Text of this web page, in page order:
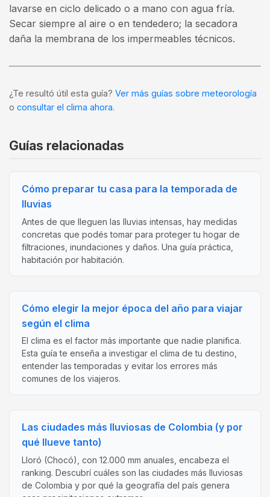
lavarse en ciclo delicado o a mano con agua fría.
Secar siempre al aire o en tendedero; la secadora
daña la membrana de los impermeables técnicos.
¿Te resultó útil esta guía? Ver más guías sobre meteorología
o consultar el clima ahora.
Guías relacionadas
Cómo preparar tu casa para la temporada de
lluvias
Antes de que lleguen las lluvias intensas, hay medidas
concretas que podés tomar para proteger tu hogar de
filtraciones, inundaciones y daños. Una guía práctica,
habitación por habitación.
Cómo elegir la mejor época del año para viajar
según el clima
El clima es el factor más importante que nadie planifica.
Esta guía te enseña a investigar el clima de tu destino,
entender las temporadas y evitar los errores más
comunes de los viajeros.
Las ciudades más lluviosas de Colombia (y por
qué llueve tanto)
Lloró (Chocó), con 12.000 mm anuales, encabeza el
ranking. Descubrí cuáles son las ciudades más lluviosas
de Colombia y por qué la geografía del país genera